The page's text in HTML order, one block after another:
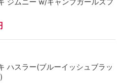
ハスラー(ブルーイッシュブラッ